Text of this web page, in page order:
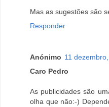
Mas as sugestões são
Responder
Anónimo 11
Caro Pedro
As publicidades são
olha que não:-)